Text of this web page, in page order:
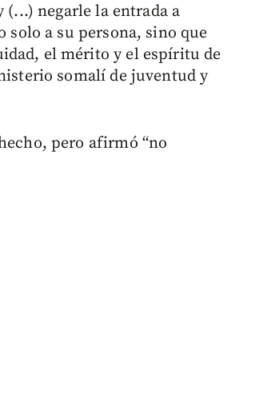
negarle la entrada a
a su persona, sino que
el mérito y el espíritu de
somalí de juventud y
pero afirmó “no